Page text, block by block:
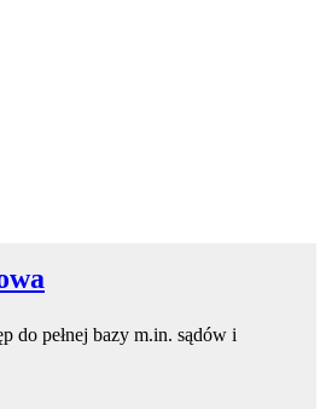
do pełnej bazy m.in. sądów i